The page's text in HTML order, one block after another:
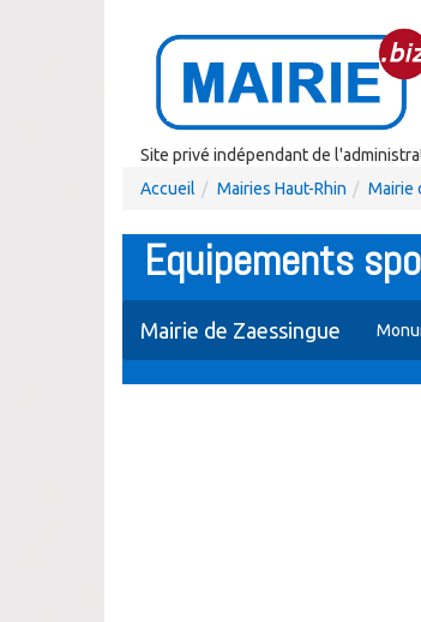
Site privé indépendant de
Accueil
Mairies Haut-Rhin Mairie
Equipements
Mairie de Zaessingue